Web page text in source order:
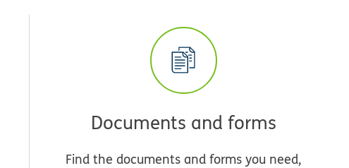
Documents and forms
Find the documents and forms you need,